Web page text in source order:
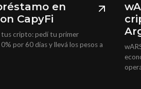
en
CapyFi
tus cripto: pedí tu primer
por 60 días y llevá los pesos a